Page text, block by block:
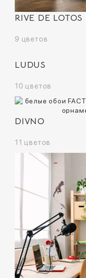
RIVE DE LOTOS
9 цветов
LUDUS
10 цветов
DIVNO
11 цветов